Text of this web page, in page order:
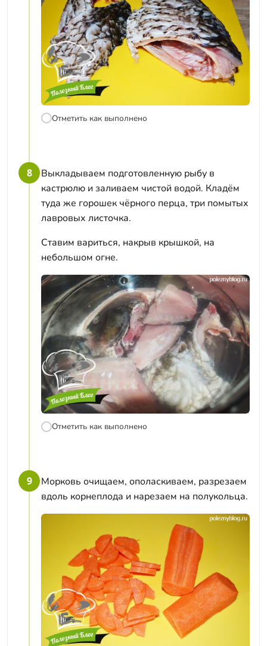
Отметить как выполнено
8
Выкладываем подготовленную рыбу в
кастрюлю и заливаем чистой водой. Кладём
туда же горошек чёрного перца, три помытых
лавровых листочка.
Ставим вариться, накрыв крышкой, на
небольшом огне.
Отметить как выполнено
9
Морковь очищаем, ополаскиваем, разрезаем
вдоль корнеплода и нарезаем на полукольца.